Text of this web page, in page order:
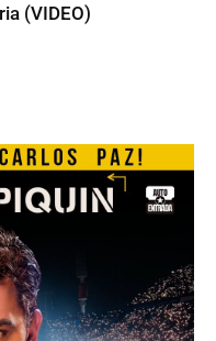
(VIDEO)